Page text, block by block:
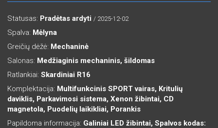
Statusas: Pradėtas ardyti / 2025-12-02
Spalva: Mėlyna
Greičių dėžė: Mechaninė
Salonas: Medžiaginis mechaninis, šildomas
Ratlankiai: Skardiniai R16
Komplektacija: Multifunkcinis SPORT vairas, Kritulių
daviklis, Parkavimosi sistema, Xenon žibintai, CD
magnetola, Puodelių laikikliai, Porankis
Papildoma informacija: Galiniai LED žibintai, Spalvos kodas: